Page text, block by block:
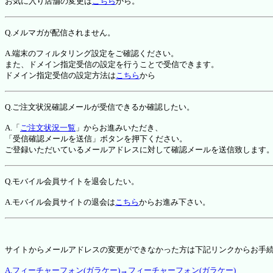
Q.メルマガが配信されません。
A.端末のフィルタリング設定をご確認ください。
また、ドメイン指定受信の設定を行うことで受信できます。
ドメイン指定受信の設定方法はこちらから
Q.ご注文状況確認メールが受信できるか確認したい。
A.「 ご注文状況一覧 」からお進みいただき、
「受信確認メールを送信」ボタンを押下ください。
ご登録いただいているメールアドレスに対して確認メールを送信致します。
Q.モバイル会員サイトを退会したい。
A.モバイル会員サイトの退会はこちらからお進み下さい。
サイトからメールアドレスの変更ができなかった方は下記リンクからお手
A.フィーチャーフォン(ガラケー)→フィーチャーフォン(ガラケー)